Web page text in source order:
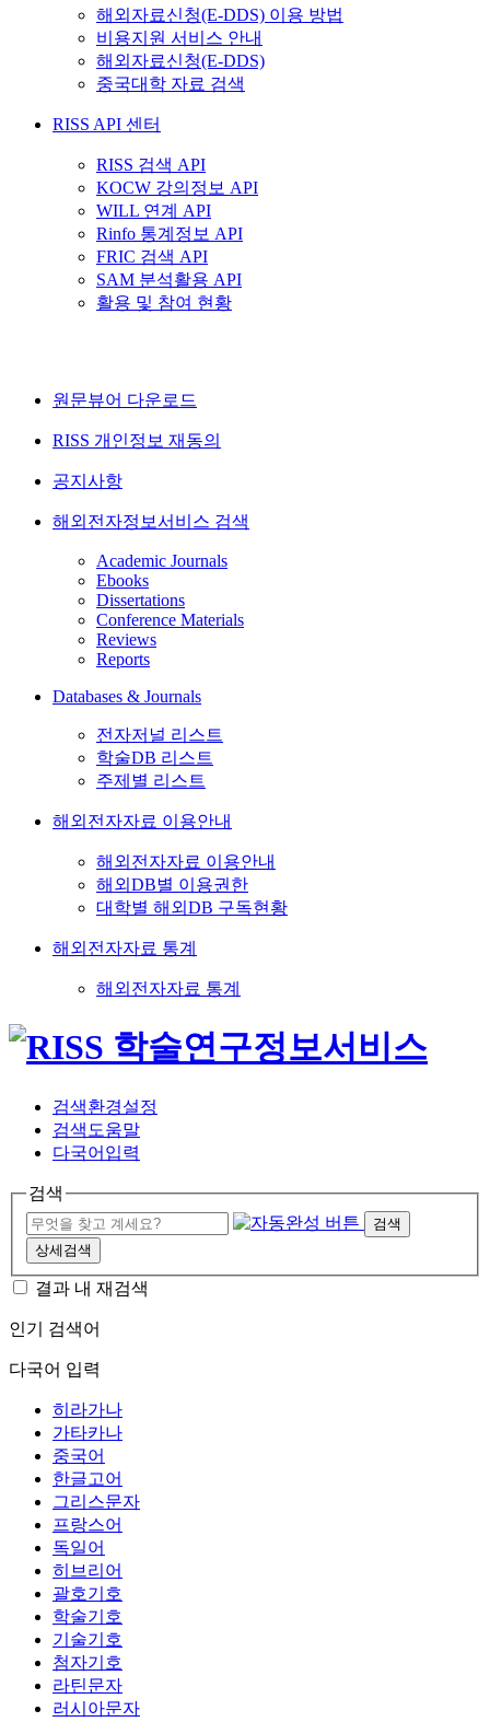
해외자료신청(E-DDS) 이용 방법
비용지원 서비스 안내
해외자료신청(E-DDS)
중국대학 자료 검색
RISS API 센터
RISS 검색 API
KOCW 강의정보 API
WILL 연계 API
Rinfo 통계정보 API
FRIC 검색 API
SAM 분석활용 API
활용 및 참여 현황
원문뷰어 다운로드
RISS 개인정보 재동의
공지사항
해외전자정보서비스 검색
Academic Journals
Ebooks
Dissertations
Conference Materials
Reviews
Reports
Databases & Journals
전자저널 리스트
학술DB 리스트
주제별 리스트
해외전자자료 이용안내
해외전자자료 이용안내
해외DB별 이용권한
대학별 해외DB 구독현황
해외전자자료 통계
해외전자자료 통계
검색환경설정
검색도움말
다국어입력
검색
검색
상세검색
결과 내 재검색
인기 검색어
다국어 입력
히라가나
가타카나
중국어
한글고어
그리스문자
프랑스어
독일어
히브리어
괄호기호
학술기호
기술기호
첨자기호
라틴문자
러시아문자